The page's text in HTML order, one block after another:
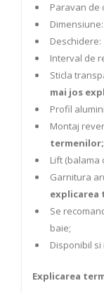
Paravan de
Dimensiune:
Interval de
Sticla
mai jos
Profil
Montaj
termenilor;
Lift (balama
Garnitura
explicarea
Se
baie;
Disponibil
Explicarea